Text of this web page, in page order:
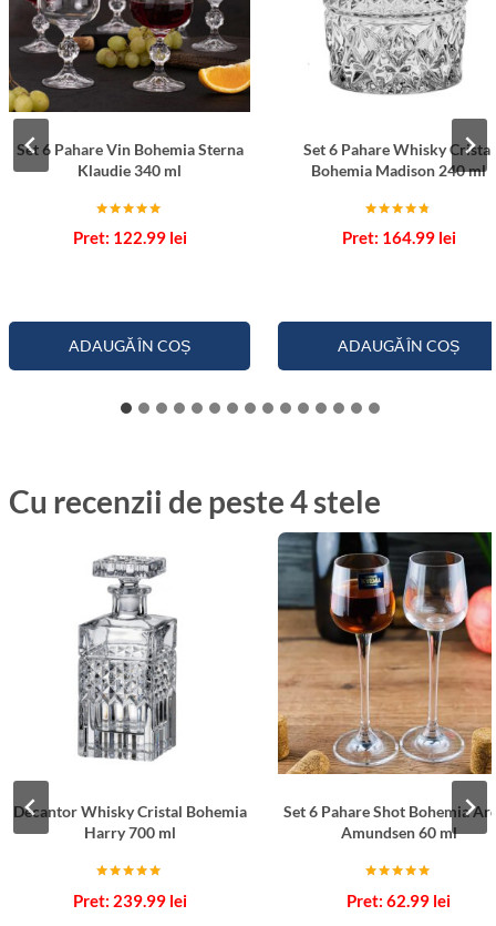
Set 6 Pahare Vin Bohemia Sterna
Klaudie 340 ml
5.00
122.99 lei
ADAUGĂ ÎN COȘ
Set 6 Pahare Whisky Cristal
Bohemia Madison 240 ml
4.67
164.99 lei
ADAUGĂ ÎN COȘ
Cu recenzii de peste 4 stele
Decantor Whisky Cristal Bohemia
Harry 700 ml
5.00
239.99 lei
Set 6 Pahare Shot Bohemia
Amundsen 60 ml
5.00
62.99 lei